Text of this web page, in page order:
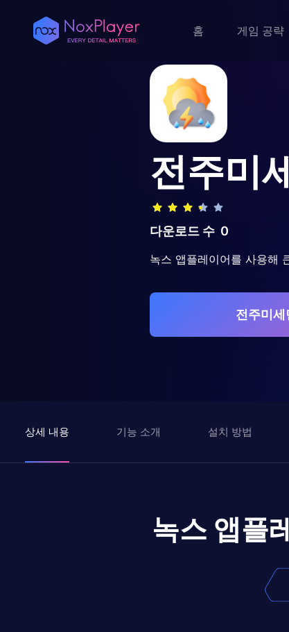
홈 게임 공략
전주미
다운로드 수 0
녹스 앱플레이어를 사용해
전주미
상세 내용 기능 소개 설치 방법
녹스 앱플